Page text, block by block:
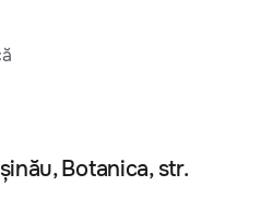
Botanica, str.